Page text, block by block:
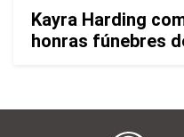
Kayra Harding
honras fúnebres